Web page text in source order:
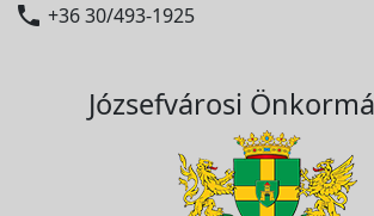
 +36 30/493-1925
Józsefvárosi